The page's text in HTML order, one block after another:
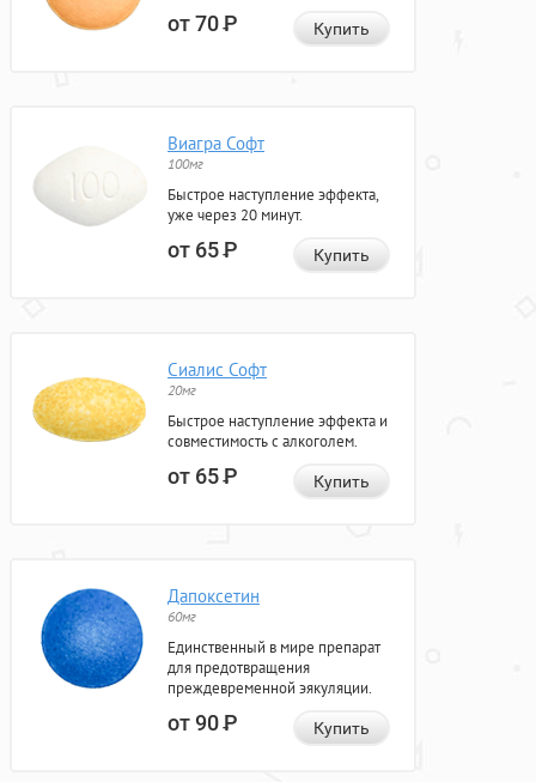
от 70Р Купить
Виагра Софт
100мг
Быстрое наступление эффекта,
уже через 20 минут.
от 65Р Купить
Сиалис Софт
20мг
Быстрое наступление эффекта и
совместимость с алкоголем.
от 65Р Купить
Дапоксетин
60мг
Единственный в мире препарат
для предотвращения
преждевременной эякуляции.
от 90Р Купить